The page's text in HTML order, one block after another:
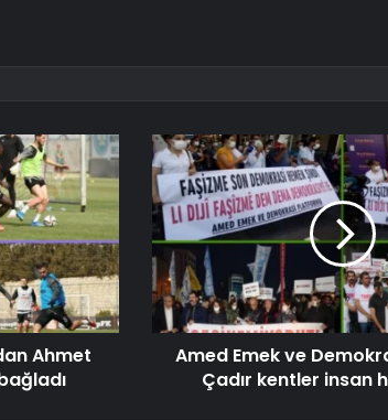
Ahmet
Amed Emek ve
Çadır kentler insan